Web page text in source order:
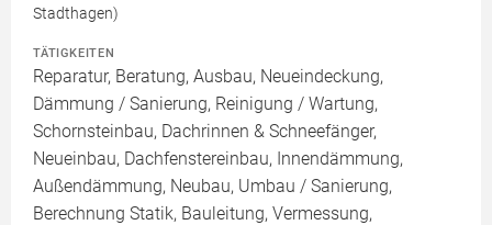
Stadthagen)
TÄTIGKEITEN
Reparatur, Beratung, Ausbau, Neueindeckung,
Dämmung / Sanierung, Reinigung / Wartung,
Schornsteinbau, Dachrinnen & Schneefänger,
Neueinbau, Dachfenstereinbau, Innendämmung,
Außendämmung, Neubau, Umbau / Sanierung,
Berechnung Statik, Bauleitung, Vermessung,